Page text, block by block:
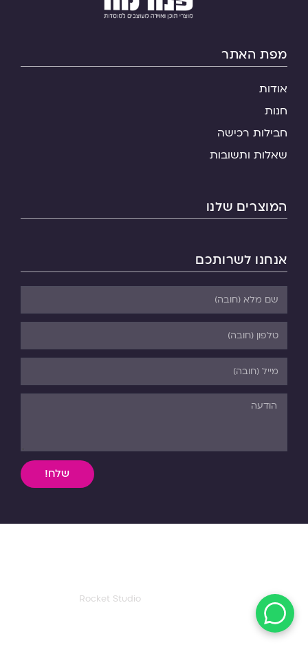
מפת האתר
אודות
חנות
חבילות רכישה
שאלות ותשובות
המוצרים שלנו
אנחנו לשרותכם
שלח!
Rocket Studio